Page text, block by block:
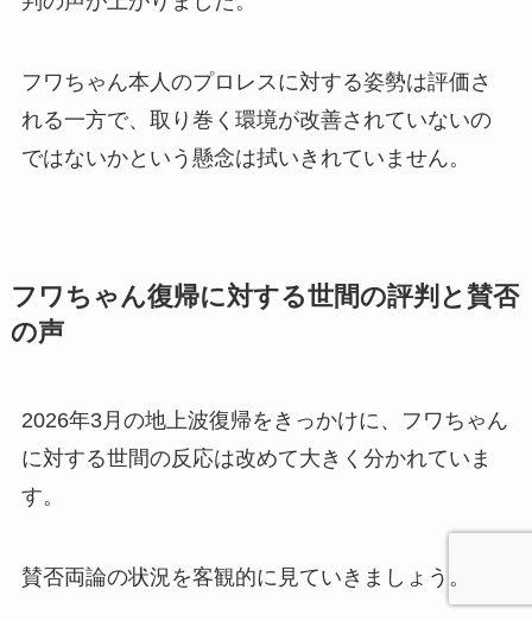
フワちゃん本人のプロレスに対する姿勢は評価さ
れる一方で、取り巻く環境が改善されていないの
ではないかという懸念は拭いきれていません。
フワちゃん復帰に対する世間の評判と賛否
の声
2026年3月の地上波復帰をきっかけに、フワちゃん
に対する世間の反応は改めて大きく分かれていま
す。
賛否両論の状況を客観的に見ていきましょう。